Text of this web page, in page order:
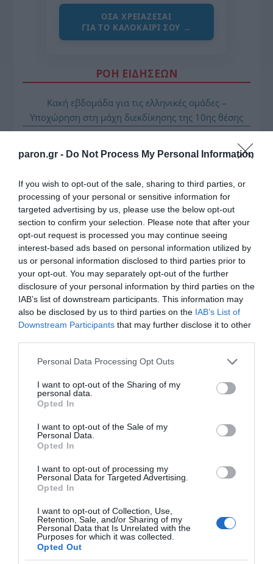
paron.gr - Do Not Process My Personal Information
If you wish to opt-out of the sale, sharing to third parties, or
processing of your personal or sensitive information for
targeted advertising by us, please use the below opt-out
section to confirm your selection. Please note that after your
opt-out request is processed you may continue seeing
interest-based ads based on personal information utilized by
us or personal information disclosed to third parties prior to
your opt-out. You may separately opt-out of the further
disclosure of your personal information by third parties on the
IAB’s list of downstream participants. This information may
also be disclosed by us to third parties on the IAB’s List of
Downstream Participants that may further disclose it to other
Please note that this website/app uses one or more Google
not limited to your visit or usage behaviour. You may click to
grant or deny consent to Google and its third-party tags to
use your data for below specified purposes in below Google
consent section.
Personal Data Processing Opt Outs
I want to opt-out of the Sharing of my
personal data.
Opted In
I want to opt-out of the Sale of my
Personal Data.
Opted In
I want to opt-out of processing my
Personal Data for Targeted Advertising.
Opted In
I want to opt-out of Collection, Use,
Retention, Sale, and/or Sharing of my
Personal Data that Is Unrelated with the
Purposes for which it was collected.
Opted Out
ΌΣΑ ΧΡΕΙΆΖΕΣΑΙ
ΓΙΑ ΤΟ ΚΑΛΟΚΑΊΡΙ ΣΟΥ →
ΡΟΗ ΕΙΔΗΣΕΩΝ
Κακή εβδομάδα για τις ελληνικές ομάδες –
Υποχώρηση στη μάχη διεκδίκησης της 10ης θέσης
θερμοκρασίες και ισχυρά μελτέμια την εβδομάδα
Όρθρος και Θεία Λειτουργία live: Δείτε την Κυριακή Ι΄
Ματθαίου
ΤΟ ΠΑΡΟΝ: Ρυθμιστής ο Αντώνης Σαμαράς – Απειλή
για ΝΔ
Προβληματίζει το κύμα φυγής των συνταξιούχων
Αντίστροφη μέτρηση για το Μπέρμιγχαμ 2026:
Ιστορική ελληνική παρουσία στο Ευρωπαϊκό Στίβου
ΔΕΙΤΕ ΤΗΝ ΚΙΝΗΣΗ ΣΤΟΥΣ ΔΡΌΜΟΥΣ
Κίνηση Τώρα: Live Χάρτης Αθήνας